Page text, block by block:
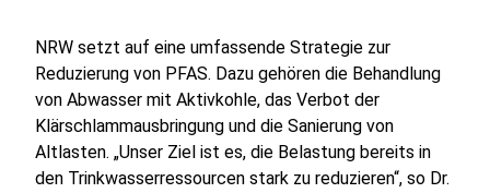
NRW setzt auf eine umfassende Strategie zur
Reduzierung von PFAS. Dazu gehören die Behandlung
von Abwasser mit Aktivkohle, das Verbot der
Klärschlammausbringung und die Sanierung von
Altlasten. „Unser Ziel ist es, die Belastung bereits in
den Trinkwasserressourcen stark zu reduzieren“, so Dr.